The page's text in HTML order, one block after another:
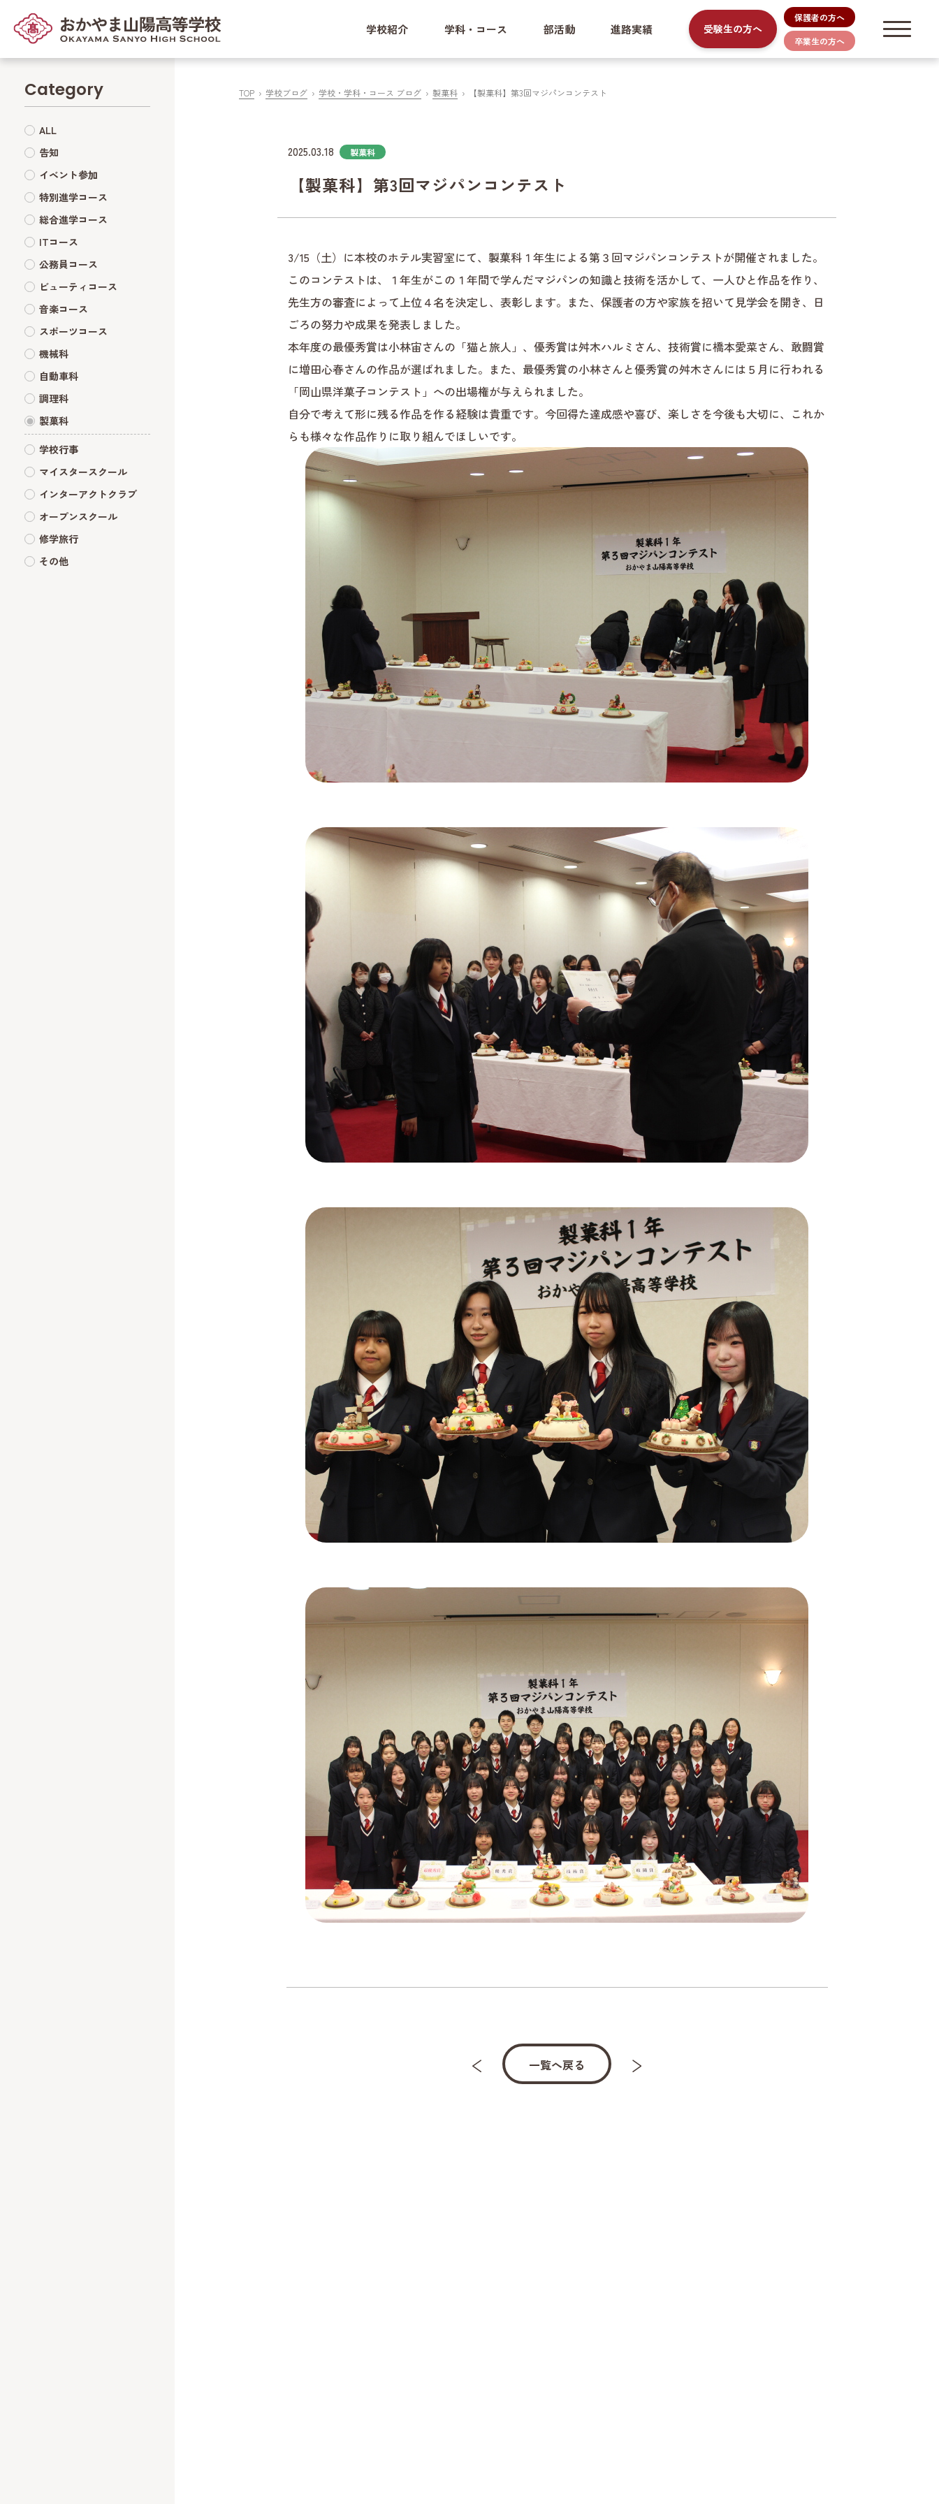
学校紹介 学科・コース 部活動 進路実績 受験生の方へ
保護者の方へ
卒業生の方へ
TOP 学校ブログ 学校・学科・コース ブログ 製菓科 【製菓科】第3回マジパンコンテスト
2025.03.18 製菓科
【製菓科】第3回マジパンコンテスト
3/15（土）に本校のホテル実習室にて、製菓科１年生による第３回マジパンコンテストが開催されました。
このコンテストは、１年生がこの１年間で学んだマジパンの知識と技術を活かして、一人ひと作品を作り、
先生方の審査によって上位４名を決定し、表彰します。また、保護者の方や家族を招いて見学会を開き、日
ごろの努力や成果を発表しました。
本年度の最優秀賞は小林宙さんの「猫と旅人」、優秀賞は舛木ハルミさん、技術賞に橋本愛菜さん、敢闘賞
に増田心春さんの作品が選ばれました。また、最優秀賞の小林さんと優秀賞の舛木さんには５月に行われる
「岡山県洋菓子コンテスト」への出場権が与えられました。
自分で考えて形に残る作品を作る経験は貴重です。今回得た達成感や喜び、楽しさを今後も大切に、これか
らも様々な作品作りに取り組んでほしいです。
一覧へ戻る
Category
ALL
告知
イベント参加
特別進学コース
総合進学コース
ITコース
公務員コース
ビューティコース
音楽コース
スポーツコース
機械科
自動車科
調理科
製菓科
学校行事
マイスタースクール
インターアクトクラブ
オープンスクール
修学旅行
その他